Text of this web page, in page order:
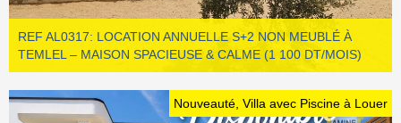
REF AL0317: LOCATION ANNUELLE S+2 NON MEUBLÉ À
TEMLEL – MAISON SPACIEUSE & CALME (1 100 DT/MOIS)
Nouveauté, Villa avec Piscine à Louer